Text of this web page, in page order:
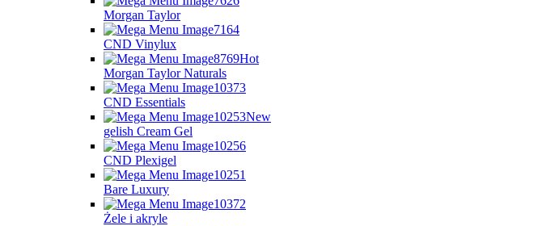
Morgan Taylor
CND Vinylux
Hot
Morgan Taylor Naturals
CND Essentials
New
gelish Cream Gel
CND Plexigel
Bare Luxury
Żele i akryle